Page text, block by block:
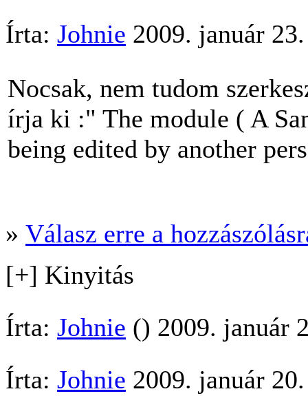
Írta: Johnie 2009. január
Nocsak, nem tudom
írja ki :" The module ( A
being edited by another
» Válasz erre a
[+] Kinyitás
Írta: Johnie () 2009. január
Írta: Johnie 2009. január